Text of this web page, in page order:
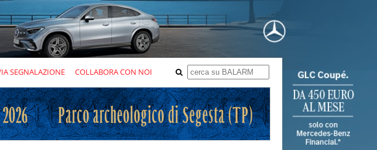
SEGNALAZIONE COLLABORA CON NOI